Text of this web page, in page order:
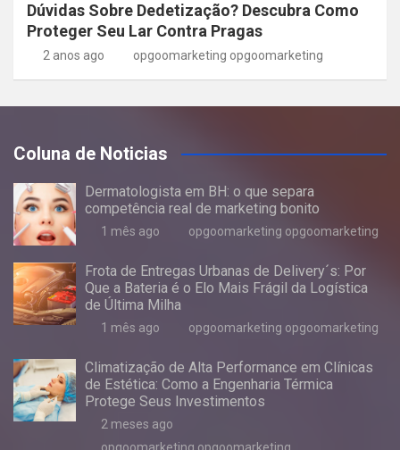
Dúvidas Sobre Dedetização? Descubra Como
Proteger Seu Lar Contra Pragas
2 anos ago opgoomarketing opgoomarketing
Coluna de Noticias
Dermatologista em BH: o que separa
competência real de marketing bonito
1 mês ago opgoomarketing opgoomarketing
Frota de Entregas Urbanas de Delivery´s: Por
Que a Bateria é o Elo Mais Frágil da Logística
de Última Milha
1 mês ago opgoomarketing opgoomarketing
Climatização de Alta Performance em Clínicas
de Estética: Como a Engenharia Térmica
Protege Seus Investimentos
2 meses ago